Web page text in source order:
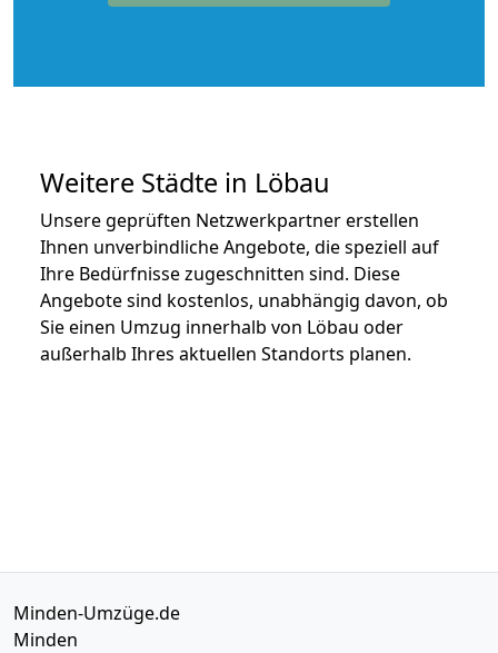
Weitere Städte in Löbau
Unsere geprüften Netzwerkpartner erstellen
Ihnen unverbindliche Angebote, die speziell auf
Ihre Bedürfnisse zugeschnitten sind. Diese
Angebote sind kostenlos, unabhängig davon, ob
Sie einen Umzug innerhalb von Löbau oder
außerhalb Ihres aktuellen Standorts planen.
Minden-Umzüge.de
Minden